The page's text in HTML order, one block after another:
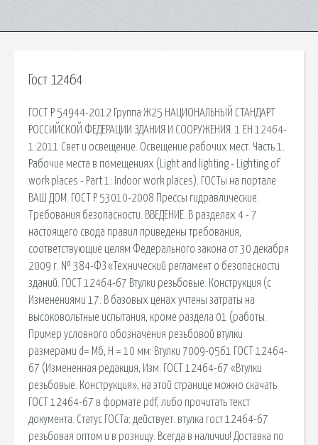
Гост 12464
ГОСТ Р 54944-2012 Группа Ж25 НАЦИОНАЛЬНЫЙ СТАНДАРТ
РОССИЙСКОЙ ФЕДЕРАЦИИ ЗДАНИЯ И СООРУЖЕНИЯ. 1 EH 12464-
1:2011 Свет и освещение. Освещение рабочих мест. Часть 1.
Рабочие места в помещениях (Light and lighting - Lighting of
work places - Part 1: Indoor work places). ГОСТы на портале
ВАШ ДОМ. ГОСТ Р 53010-2008 Прессы гидравлические.
Требования безопасности. ВВЕДЕНИЕ. В разделах 4 - 7
настоящего свода правил приведены требования,
соответствующие целям Федерального закона от 30 декабря
2009 г. № 384-ФЗ «Технический регламент о безопасности
зданий. ГОСТ 12464-67 Втулки резьбовые. Конструкция (с
Изменениями 17. В базовых ценах учтены затраты на
высоковольтные испытания, кроме раздела 01 (работы.
Пример условного обозначения резьбовой втулки
размерами d= Мб, Н = 10 мм: Втулки 7009-0561 ГОСТ 12464-
67 (Измененная редакция, Изм. ГОСТ 12464-67 «Втулки
резьбовые. Конструкция», на этой странице можно скачать
ГОСТ 12464-67 в формате pdf, либо прочитать текст
документа. Статус ГОСТа: действует. втулка гост 12464-67
резьбовая оптом и в розницу. Всегда в наличии! Доставка по